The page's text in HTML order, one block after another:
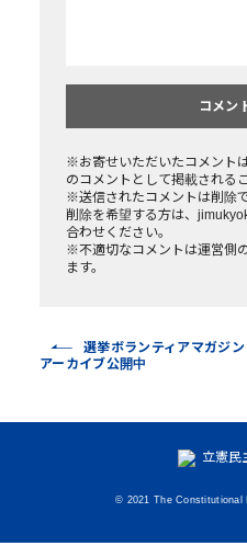
※お寄せいただいたコメント
のコメントとして掲載される
※送信されたコメントは削除で
削除を希望する方は、
合わせください。
※不適切なコメントは運営側
ます。
選挙ボランティアマガジン
アーカイブ公開中
© 2021 The Constitutional